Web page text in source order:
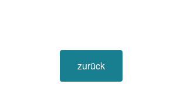
zurück